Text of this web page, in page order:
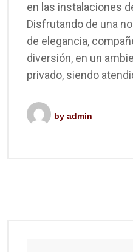
en las instalaciones
Disfrutando de una
de elegancia,
diversión, en un
privado, siendo
by admin